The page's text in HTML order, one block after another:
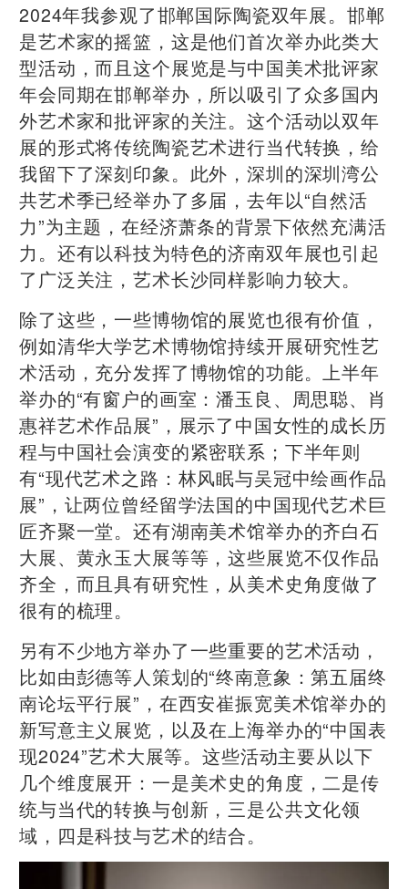
2024年我参观了邯郸国际陶瓷双年展。邯郸
是艺术家的摇篮，这是他们首次举办此类大
型活动，而且这个展览是与中国美术批评家
年会同期在邯郸举办，所以吸引了众多国内
外艺术家和批评家的关注。这个活动以双年
展的形式将传统陶瓷艺术进行当代转换，给
我留下了深刻印象。此外，深圳的深圳湾公
共艺术季已经举办了多届，去年以“自然活
力”为主题，在经济萧条的背景下依然充满活
力。还有以科技为特色的济南双年展也引起
了广泛关注，艺术长沙同样影响力较大。
除了这些，一些博物馆的展览也很有价值，
例如清华大学艺术博物馆持续开展研究性艺
术活动，充分发挥了博物馆的功能。上半年
举办的“有窗户的画室：潘玉良、周思聪、肖
惠祥艺术作品展”，展示了中国女性的成长历
程与中国社会演变的紧密联系；下半年则
有“现代艺术之路：林风眠与吴冠中绘画作品
展”，让两位曾经留学法国的中国现代艺术巨
匠齐聚一堂。还有湖南美术馆举办的齐白石
大展、黄永玉大展等等，这些展览不仅作品
齐全，而且具有研究性，从美术史角度做了
很有的梳理。
另有不少地方举办了一些重要的艺术活动，
比如由彭德等人策划的“终南意象：第五届终
南论坛平行展”，在西安崔振宽美术馆举办的
新写意主义展览，以及在上海举办的“中国表
现2024”艺术大展等。这些活动主要从以下
几个维度展开：一是美术史的角度，二是传
统与当代的转换与创新，三是公共文化领
域，四是科技与艺术的结合。